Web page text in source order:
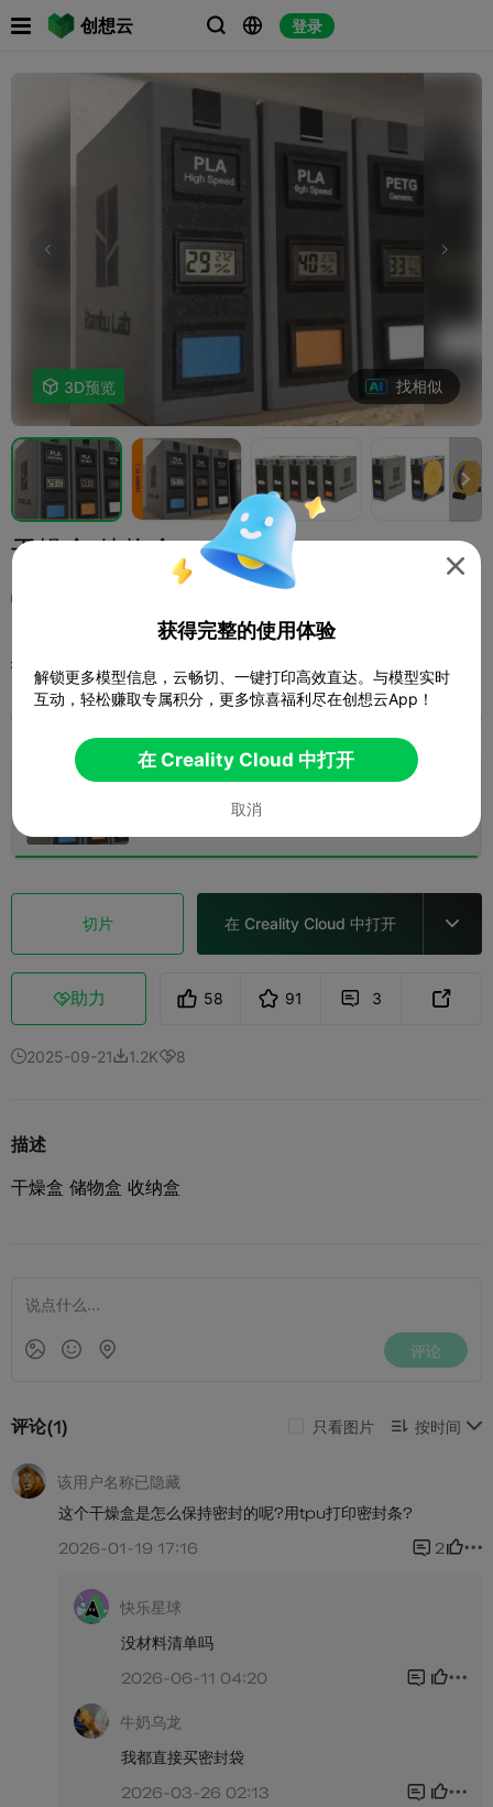
创想云   登录
 
 3D预览 找相似

干燥盒 储物盒
打印配置 (1)  添加 3D打印机  3D打印机配件
0.2mm layer, 2 walls, 15% infill
1d 16h 
切片 在 Creality Cloud 中打开 
助力 58 91  3 
2025-09-211.2K8
描述
干燥盒 储物盒 收纳盒

获得完整的使用体验
解锁更多模型信息，云畅切、一键打印高效直达。与模型实时
互动，轻松赚取专属积分，更多惊喜福利尽在创想云App！
在 Creality Cloud 中打开
取消